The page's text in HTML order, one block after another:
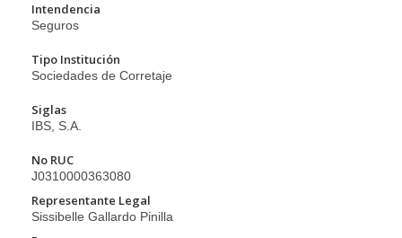
Intendencia
Seguros
Tipo Institución
Sociedades de Corretaje
Siglas
IBS, S.A.
No RUC
J0310000363080
Representante Legal
Sissibelle Gallardo Pinilla